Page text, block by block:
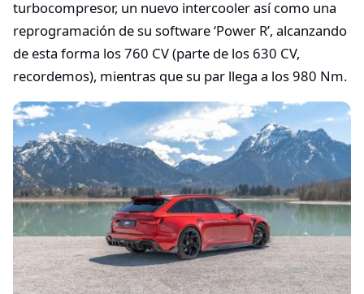
turbocompresor, un nuevo intercooler así como una
reprogramación de su software ‘Power R’, alcanzando
de esta forma los 760 CV (parte de los 630 CV,
recordemos), mientras que su par llega a los 980 Nm.